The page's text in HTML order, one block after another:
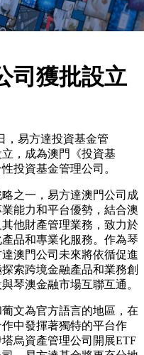
司獲批設立
，易方達投資基金管
，成為澳門《投資基
投資基金管理公司。
之一，易方達澳門公司成
能力和平台優勢，結合澳
他財產管理業務，致力於
品和專業化服務。作為琴
澳門公司未來將依循促進
索跨境金融產品和業務創
琴澳金融市場互聯互通。
文為官方語言的地區，在
中發揮著獨特的平台作
烏資產管理公司開展ETF